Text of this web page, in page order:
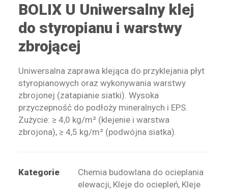
WYSZUKIWANIE
STREFA PRACOWNIKA
RECEPTURY ON-LINE
BOLIX U Uniwersalny klej
do styropianu i warstwy
zbrojącej
Uniwersalna zaprawa klejąca do przyklejania płyt
styropianowych oraz wykonywania warstwy
zbrojonej (zatapianie siatki). Wysoka
przyczepność do podłoży mineralnych i EPS.
Zużycie: ≥ 4,0 kg/m² (klejenie i warstwa
zbrojona), ≥ 4,5 kg/m² (podwójna siatka).
Kategorie
Chemia budowlana do ocieplania
elewacji, Kleje do ociepleń, Kleje